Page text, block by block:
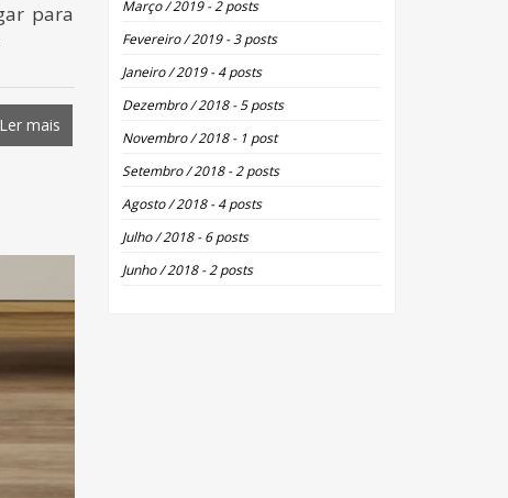
para
Ler mais
Março / 2019 - 2 posts
Fevereiro / 2019 - 3 posts
Janeiro / 2019 - 4 posts
Dezembro / 2018 - 5 posts
Novembro / 2018 - 1 post
Setembro / 2018 - 2 posts
Agosto / 2018 - 4 posts
Julho / 2018 - 6 posts
Junho / 2018 - 2 posts